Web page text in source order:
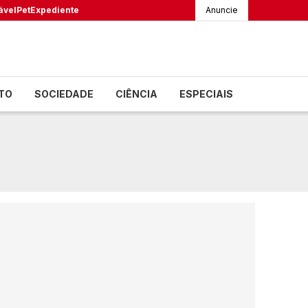
PetExpediente Anuncie
SOCIEDADE CIÊNCIA ESPECIAIS